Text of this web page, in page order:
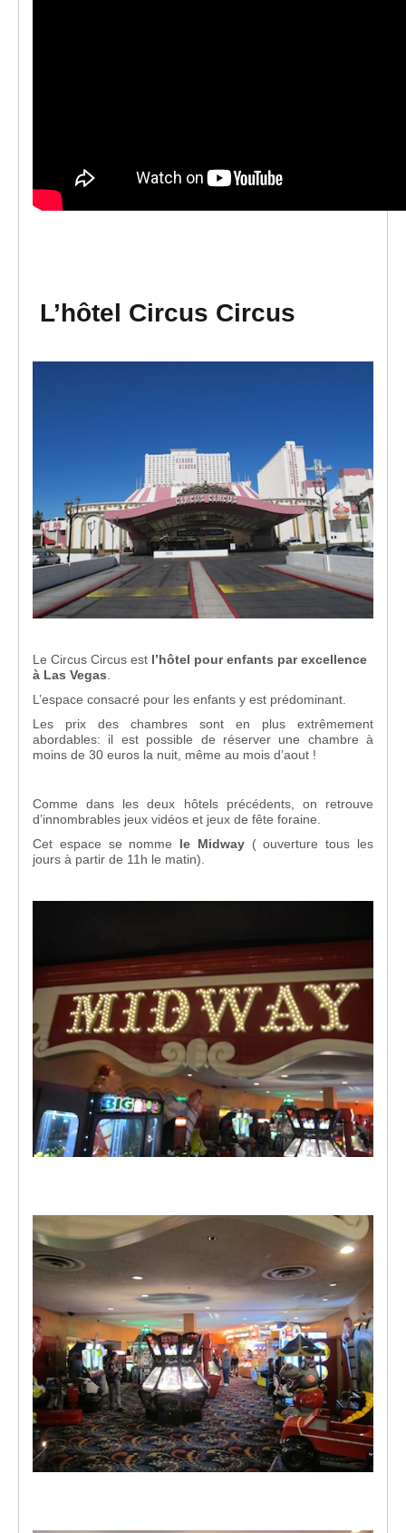
L’hôtel Circus Circus
Le Circus Circus est l’hôtel pour enfants par excellence
à Las Vegas
L’espace consacré pour les enfants y est prédominant.
Les prix des chambres sont en plus extrêmement
abordables: il est possible de réserver une chambre à
moins de 30 euros la nuit, même au mois d’aout !
Comme dans les deux hôtels précédents, on retrouve
d’innombrables jeux vidéos et jeux de fête foraine.
Cet espace se nomme le Midway ( ouverture tous les
jours à partir de 11h le matin).